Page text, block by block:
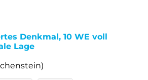
Denkmal, 10 WE voll
Lage